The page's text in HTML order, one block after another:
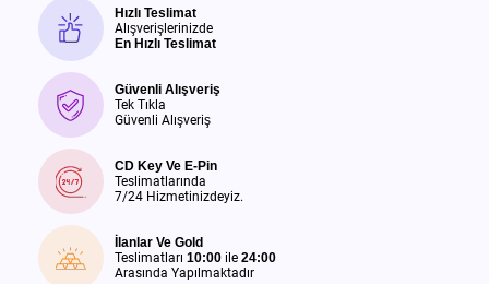
Hızlı Teslimat
Alışverişlerinizde
En Hızlı Teslimat
Güvenli Alışveriş
Tek Tıkla
Güvenli Alışveriş
CD Key Ve E-Pin
Teslimatlarında
7/24 Hizmetinizdeyiz.
İlanlar Ve Gold
Teslimatları 10:00 ile 24:00
Arasında Yapılmaktadır